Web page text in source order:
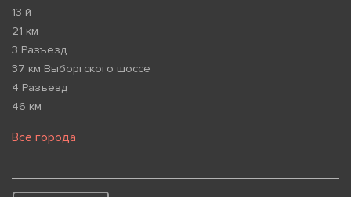
13-й
21 км
3 Разъезд
37 км Выборгского шоссе
4 Разъезд
46 км
Все города